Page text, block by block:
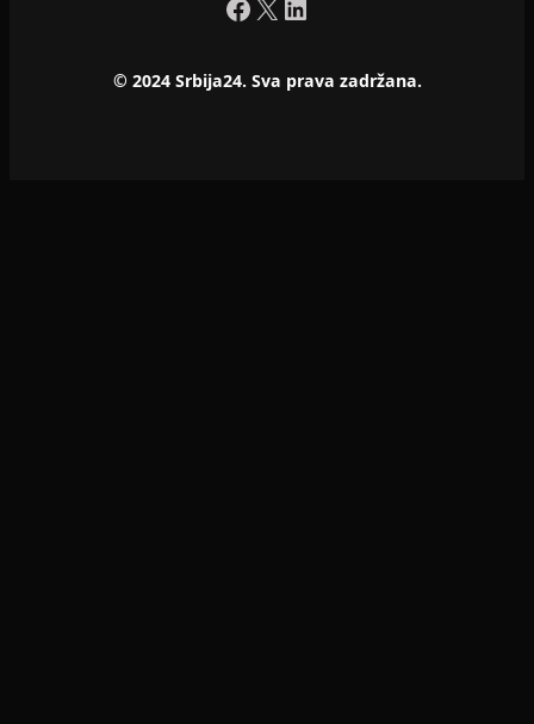
Facebook
X LinkedIn
© 2024 Srbija24. Sva prava zadržana.